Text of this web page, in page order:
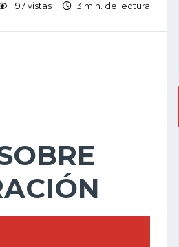
197 vistas 3 min. de lectura